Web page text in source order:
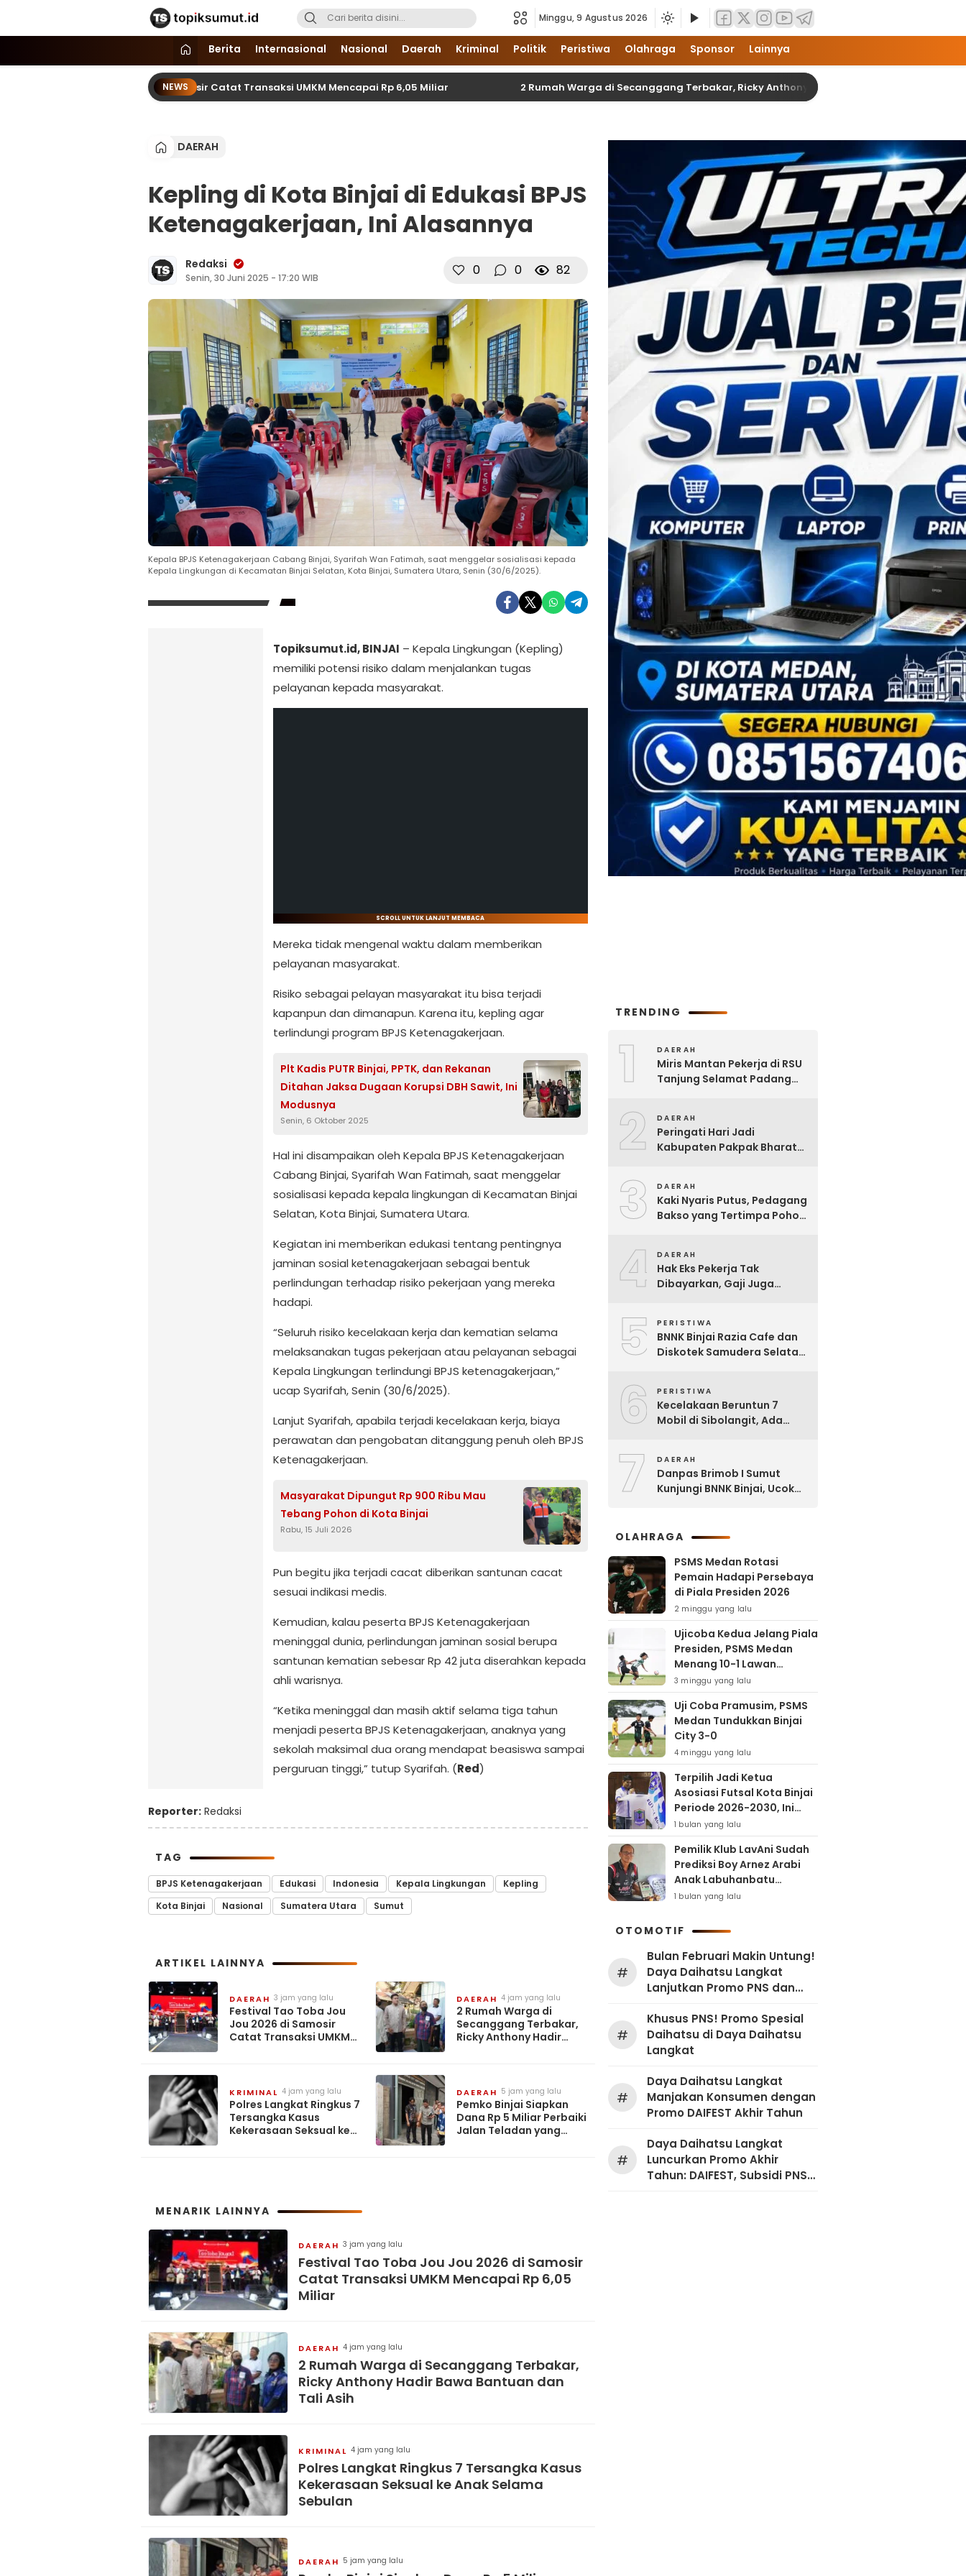
Topik Sumut
Memberitakan Seputar Informasi di Sumatera Utara dan Nasional
Minggu, 9 Agustus 2026
Berita Internasional Nasional Daerah Kriminal Politik Peristiwa Olahraga Sponsor Lainnya
NEWS
Toba Jou Jou 2026 di Samosir Catat Transaksi UMKM Mencapai Rp 6,05 Miliar 2 Rumah Warga di Secanggang Terbakar, Ricky Anthony Hadir Bawa Bantuan dan Tali Asih
DAERAH
Kepling di Kota Binjai di Edukasi BPJS
Ketenagakerjaan, Ini Alasannya
Redaksi
Senin, 30 Juni 2025 - 17:20 WIB 0 0 82
Kepala BPJS Ketenagakerjaan Cabang Binjai, Syarifah Wan Fatimah, saat menggelar sosialisasi kepada
Kepala Lingkungan di Kecamatan Binjai Selatan, Kota Binjai, Sumatera Utara, Senin (30/6/2025).
Topiksumut.id, BINJAI – Kepala Lingkungan (Kepling)
memiliki potensi risiko dalam menjalankan tugas
pelayanan kepada masyarakat.
SCROLL UNTUK LANJUT MEMBACA
Mereka tidak mengenal waktu dalam memberikan
pelayanan masyarakat.
Risiko sebagai pelayan masyarakat itu bisa terjadi
kapanpun dan dimanapun. Karena itu, kepling agar
terlindungi program BPJS Ketenagakerjaan.
Plt Kadis PUTR Binjai, PPTK, dan Rekanan
Ditahan Jaksa Dugaan Korupsi DBH Sawit, Ini
Modusnya
Senin, 6 Oktober 2025
Hal ini disampaikan oleh Kepala BPJS Ketenagakerjaan
Cabang Binjai, Syarifah Wan Fatimah, saat menggelar
sosialisasi kepada kepala lingkungan di Kecamatan Binjai
Selatan, Kota Binjai, Sumatera Utara.
Kegiatan ini memberikan edukasi tentang pentingnya
jaminan sosial ketenagakerjaan sebagai bentuk
perlindungan terhadap risiko pekerjaan yang mereka
hadapi.
“Seluruh risiko kecelakaan kerja dan kematian selama
melaksanakan tugas pekerjaan atau pelayanan sebagai
Kepala Lingkungan terlindungi BPJS ketenagakerjaan,”
ucap Syarifah, Senin (30/6/2025).
Lanjut Syarifah, apabila terjadi kecelakaan kerja, biaya
perawatan dan pengobatan ditanggung penuh oleh BPJS
Ketenagakerjaan.
Masyarakat Dipungut Rp 900 Ribu Mau
Tebang Pohon di Kota Binjai
Rabu, 15 Juli 2026
Pun begitu jika terjadi cacat diberikan santunan cacat
sesuai indikasi medis.
Kemudian, kalau peserta BPJS Ketenagakerjaan
meninggal dunia, perlindungan jaminan sosial berupa
santunan kematian sebesar Rp 42 juta diserahkan kepada
ahli warisnya.
“Ketika meninggal dan masih aktif selama tiga tahun
menjadi peserta BPJS Ketenagakerjaan, anaknya yang
sekolah maksimal dua orang mendapat beasiswa sampai
perguruan tinggi,” tutup Syarifah. (Red)
Reporter: Redaksi
TAG
BPJS Ketenagakerjaan Edukasi Indonesia Kepala Lingkungan
Kepling
Kota Binjai
Nasional Sumatera Utara Sumut
ARTIKEL LAINNYA
DAERAH 3 jam yang lalu
Festival Tao Toba Jou
Jou 2026 di Samosir
Catat Transaksi UMKM
DAERAH 4 jam yang lalu
2 Rumah Warga di
Secanggang Terbakar,
Ricky Anthony Hadir
KRIMINAL 4 jam yang lalu
Polres Langkat Ringkus 7
Tersangka Kasus
Kekerasaan Seksual ke
DAERAH 5 jam yang lalu
Pemko Binjai Siapkan
Dana Rp 5 Miliar Perbaiki
Jalan Teladan yang
MENARIK LAINNYA
DAERAH 3 jam yang lalu
Festival Tao Toba Jou Jou 2026 di Samosir
Catat Transaksi UMKM Mencapai Rp 6,05
Miliar
DAERAH 4 jam yang lalu
2 Rumah Warga di Secanggang Terbakar,
Ricky Anthony Hadir Bawa Bantuan dan
Tali Asih
KRIMINAL 4 jam yang lalu
Polres Langkat Ringkus 7 Tersangka Kasus
Kekerasaan Seksual ke Anak Selama
Sebulan
DAERAH 5 jam yang lalu
TRENDING
1 DAERAH
Miris Mantan Pekerja di RSU
Tanjung Selamat Padang
2 DAERAH
Peringati Hari Jadi
Kabupaten Pakpak Bharat
dan Budaya
3 DAERAH
Kaki Nyaris Putus, Pedagang
Bakso yang Tertimpa Pohon
4 DAERAH
Hak Eks Pekerja Tak
Dibayarkan, Gaji Juga
5 PERISTIWA
BNNK Binjai Razia Cafe dan
Diskotek Samudera Selatan,
6 PERISTIWA
Kecelakaan Beruntun 7
Mobil di Sibolangit, Ada
7 DAERAH
Danpas Brimob I Sumut
Kunjungi BNNK Binjai, Ucok
OLAHRAGA
PSMS Medan Rotasi
Pemain Hadapi Persebaya
di Piala Presiden 2026
2 minggu yang lalu
Ujicoba Kedua Jelang Piala
Presiden, PSMS Medan
Menang 10-1 Lawan
Muspika FC
3 minggu yang lalu
Uji Coba Pramusim, PSMS
Medan Tundukkan Binjai
City 3-0
4 minggu yang lalu
Terpilih Jadi Ketua
Asosiasi Futsal Kota Binjai
Periode 2026-2030, Ini
Target Samha Putra
Husein
1 bulan yang lalu
Pemilik Klub LavAni Sudah
Prediksi Boy Arnez Arabi
Anak Labuhanbatu
Tembus Level Asia
1 bulan yang lalu
OTOMOTIF
#
Bulan Februari Makin Untung!
Daya Daihatsu Langkat
Lanjutkan Promo PNS dan
#
Khusus PNS! Promo Spesial
Daihatsu di Daya Daihatsu
Langkat
#
Daya Daihatsu Langkat
Manjakan Konsumen dengan
Promo DAIFEST Akhir Tahun
#
Daya Daihatsu Langkat
Luncurkan Promo Akhir
Tahun: DAIFEST, Subsidi PNS,